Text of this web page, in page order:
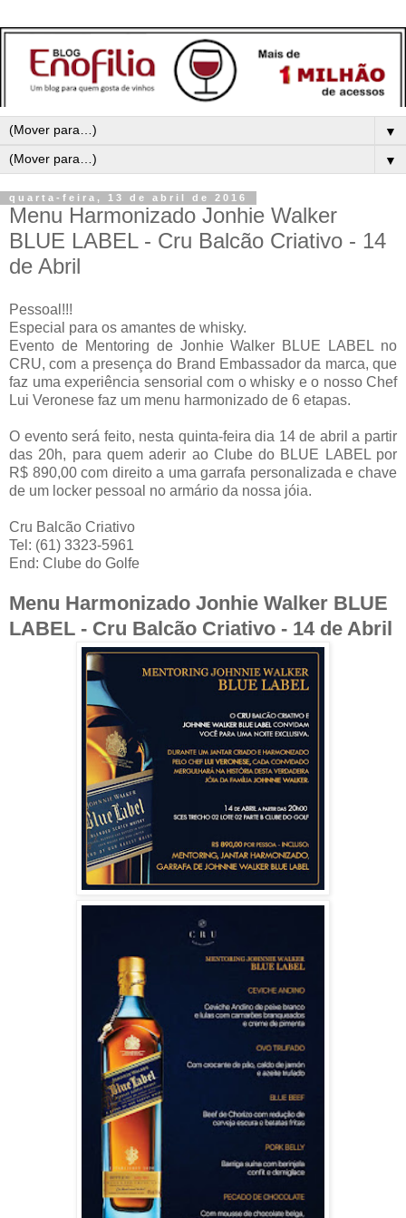
▼
▼
quarta-feira, 13 de abril de 2016
Menu Harmonizado Jonhie Walker
BLUE LABEL - Cru Balcão Criativo - 14
de Abril
Pessoal!!!
Especial para os amantes de whisky.
Evento de Mentoring de Jonhie Walker BLUE LABEL no
CRU, com a presença do Brand Embassador da marca, que
faz uma experiência sensorial com o whisky e o nosso Chef
Lui Veronese faz um menu harmonizado de 6 etapas.
O evento será feito, nesta quinta-feira dia 14 de abril a partir
das 20h, para quem aderir ao Clube do BLUE LABEL por
R$ 890,00 com direito a uma garrafa personalizada e chave
de um locker pessoal no armário da nossa jóia.
Cru Balcão Criativo
Tel: (61) 3323-5961
End: Clube do Golfe
Menu Harmonizado Jonhie Walker BLUE
LABEL - Cru Balcão Criativo - 14 de Abril